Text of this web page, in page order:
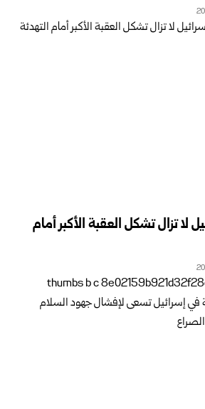
لا تزال تشكل العقبة الأكبر أمام